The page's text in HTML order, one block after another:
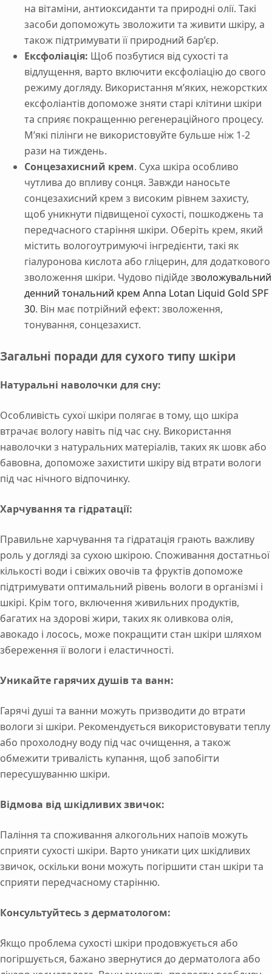
на вітаміни, антиоксиданти та природні олії. Такі
засоби допоможуть зволожити та живити шкіру, а
також підтримувати її природний бар’єр.
Ексфоліація: Щоб позбутися від сухості та
відлущення, варто включити ексфоліацію до свого
режиму догляду. Використання м’яких, нежорстких
ексфоліантів допоможе зняти старі клітини шкіри
та сприяє покращенню регенераційного процесу.
М’які пілінги не використовуйте бульше ніж 1-2
рази на тиждень.
Сонцезахисний крем. Суха шкіра особливо
чутлива до впливу сонця. Завжди наносьте
сонцезахисний крем з високим рівнем захисту,
щоб уникнути підвищеної сухості, пошкоджень та
передчасного старіння шкіри. Оберіть крем, який
містить вологоутримуючі інгредієнти, такі як
гіалуронова кислота або гліцерин, для додаткового
зволоження шкіри. Чудово підійде зволожувальний
денний тональний крем Anna Lotan Liquid Gold SPF
30. Він має потрійний ефект: зволоження,
тонування, сонцезахист.
Загальні поради для сухого типу шкіри
Натуральні наволочки для сну:
Особливість сухої шкіри полягає в тому, що шкіра
втрачає вологу навіть під час сну. Використання
наволочки з натуральних матеріалів, таких як шовк або
бавовна, допоможе захистити шкіру від втрати вологи
під час нічного відпочинку.
Харчування та гідратації:
Правильне харчування та гідратація грають важливу
роль у догляді за сухою шкірою. Споживання достатньої
кількості води і свіжих овочів та фруктів допоможе
підтримувати оптимальний рівень вологи в організмі і
шкірі. Крім того, включення живильних продуктів,
багатих на здорові жири, таких як оливкова олія,
авокадо і лосось, може покращити стан шкіри шляхом
збереження її вологи і еластичності.
Уникайте гарячих душів та ванн:
Гарячі душі та ванни можуть призводити до втрати
вологи зі шкіри. Рекомендується використовувати теплу
або прохолодну воду під час очищення, а також
обмежити тривалість купання, щоб запобігти
пересушуванню шкіри.
Відмова від шкідливих звичок:
Паління та споживання алкогольних напоїв можуть
сприяти сухості шкіри. Варто уникати цих шкідливих
звичок, оскільки вони можуть погіршити стан шкіри та
сприяти передчасному старінню.
Консультуйтесь з дерматологом:
Якщо проблема сухості шкіри продовжується або
погіршується, бажано звернутися до дерматолога або